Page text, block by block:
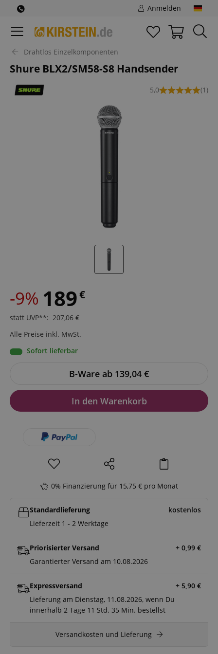
Anmelden
Drahtlos Einzelkomponenten
Shure BLX2/SM58-S8 Handsender
5,0 (1)
-9% 189€
statt UVP**: 207,06 €
Alle Preise inkl. MwSt.
Sofort lieferbar
B-Ware ab 139,04 €
In den Warenkorb
0% Finanzierung für 15,75 € pro Monat
Standardlieferung
kostenlos
Lieferzeit 1 - 2 Werktage
Priorisierter Versand + 0,99 €
Garantierter Versand am 10.08.2026
Expressversand + 5,90 €
Lieferung am Dienstag, 11.08.2026, wenn Du
innerhalb2 Tage 11 Std. 35 Min. bestellst
Versandkosten und Lieferung